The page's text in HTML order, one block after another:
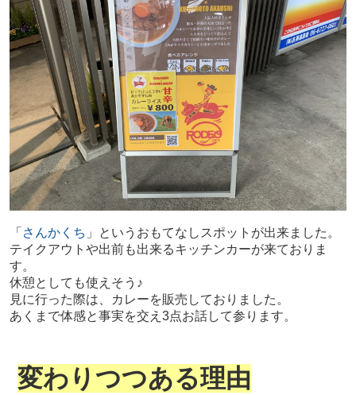
「 さんかくち 」というおもてなしスポットが出来ました。
テイクアウトや出前も出来るキッチンカーが来ておりま
す。
休憩としても使えそう♪
見に行った際は、カレーを販売しておりました。
あくまで体感と事実を交え3点お話して参ります。
変わりつつある理由